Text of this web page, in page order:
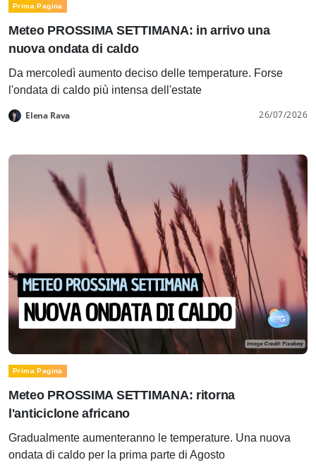
Prima Pagina
Meteo PROSSIMA SETTIMANA: in arrivo una
nuova ondata di caldo
Da mercoledì aumento deciso delle temperature. Forse
l'ondata di caldo più intensa dell'estate
Elena Rava 26/07/2026
Prima Pagina
Meteo PROSSIMA SETTIMANA: ritorna
l'anticiclone africano
Gradualmente aumenteranno le temperature. Una nuova
ondata di caldo per la prima parte di Agosto